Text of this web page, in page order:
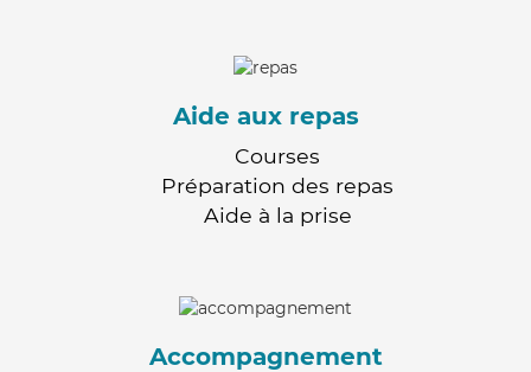
Aide aux repas
Courses
Préparation des repas
Aide à la prise
Accompagnement